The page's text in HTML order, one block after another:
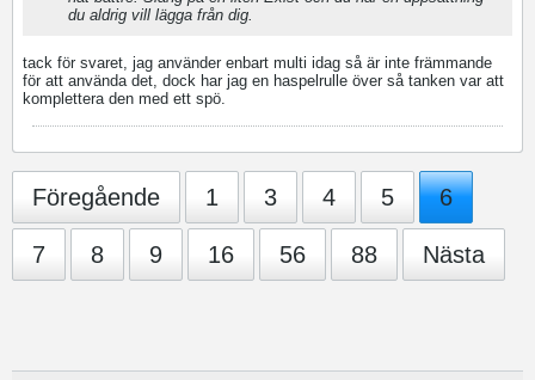
du aldrig vill lägga från dig.
tack för svaret, jag använder enbart multi idag så är inte främmande
för att använda det, dock har jag en haspelrulle över så tanken var att
komplettera den med ett spö.
Föregående 1 3 4 5 6
7 8 9 16 56 88 Nästa